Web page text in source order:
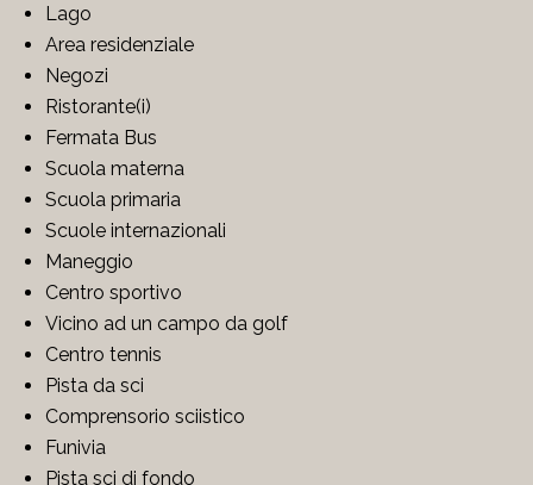
Lago
Area residenziale
Negozi
Ristorante(i)
Fermata Bus
Scuola materna
Scuola primaria
Scuole internazionali
Maneggio
Centro sportivo
Vicino ad un campo da golf
Centro tennis
Pista da sci
Comprensorio sciistico
Funivia
Pista sci di fondo